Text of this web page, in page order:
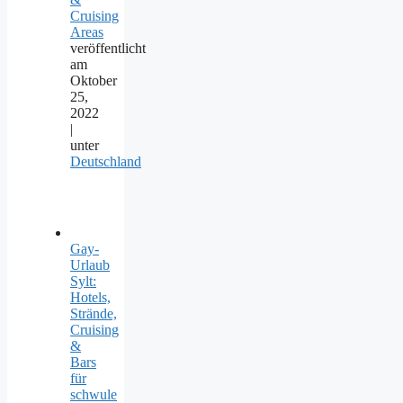
Cruising
Areas
veröffentlicht
am
Oktober
25,
2022
|
unter
Deutschland
Gay-
Urlaub
Sylt:
Hotels,
Strände,
Cruising
&
Bars
für
schwule